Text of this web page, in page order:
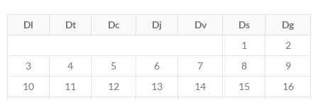
Dl Dt Dc Dj Dv Ds
Dg
1
2
3
4 5 6 7 8
9
10
11 12 13 14 15
16